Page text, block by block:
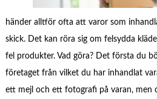
händer alltför ofta att varor som
skick. Det kan röra sig om felsydda
fel produkter. Vad göra? Det första du
företaget från vilket du har inhandlat
ett mejl och ett fotografi på varan, men